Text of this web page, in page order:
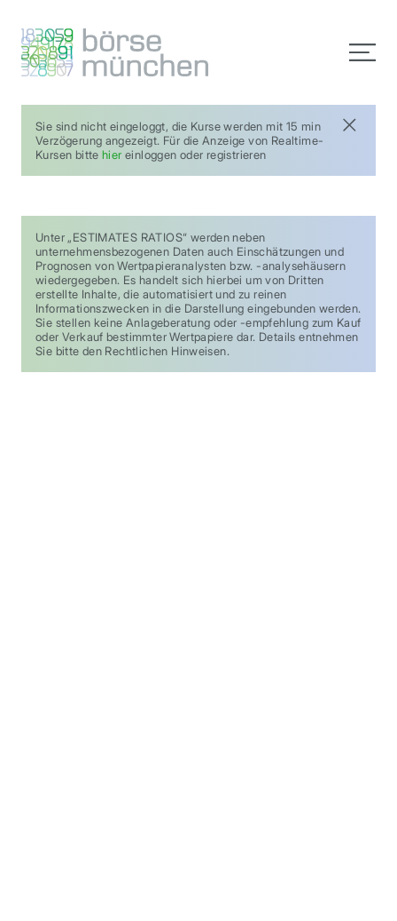
Sie sind nicht eingeloggt, die Kurse werden mit 15 min
Verzögerung angezeigt. Für die Anzeige von Realtime-
Kursen bittehier einloggen oder registrieren
Unter „ESTIMATES RATIOS“ werden neben
unternehmensbezogenen Daten auch Einschätzungen und
Prognosen von Wertpapieranalysten bzw. -analysehäusern
wiedergegeben. Es handelt sich hierbei um von Dritten
erstellte Inhalte, die automatisiert und zu reinen
Informationszwecken in die Darstellung eingebunden werden.
Sie stellen keine Anlageberatung oder -empfehlung zum Kauf
oder Verkauf bestimmter Wertpapiere dar. Details entnehmen
Sie bitte den Rechtlichen Hinweisen.